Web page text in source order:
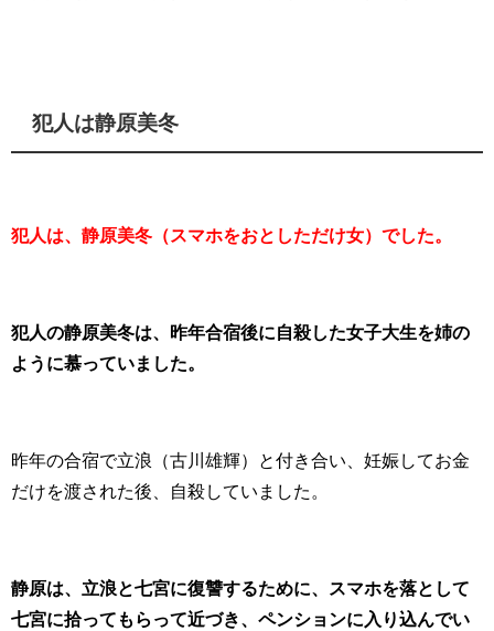
犯人は静原美冬
犯人は、静原美冬（スマホをおとしただけ女）でした。
犯人の静原美冬は、昨年合宿後に自殺した女子大生を姉の
ように慕っていました。
昨年の合宿で立浪（古川雄輝）と付き合い、妊娠してお金
だけを渡された後、自殺していました。
静原は、立浪と七宮に復讐するために、スマホを落として
七宮に拾ってもらって近づき、ペンションに入り込んでい